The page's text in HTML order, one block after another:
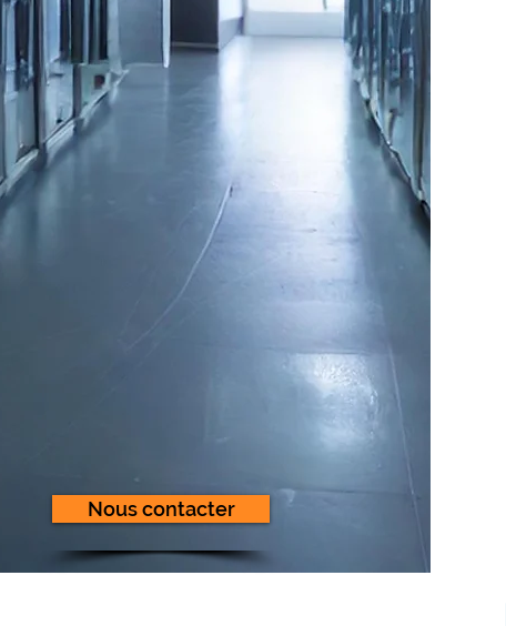
Nous contacter